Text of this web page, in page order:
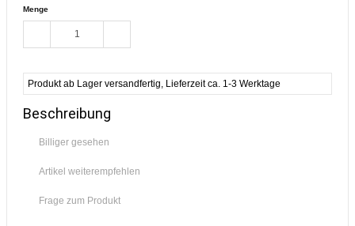
Menge
Produkt ab Lager versandfertig, Lieferzeit ca. 1-3 Werktage
Beschreibung
Billiger gesehen
Artikel weiterempfehlen
Frage zum Produkt